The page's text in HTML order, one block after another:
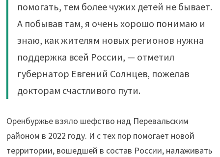
помогать, тем более чужих детей не бывает.
А побывав там, я очень хорошо понимаю и
знаю, как жителям новых регионов нужна
поддержка всей России, — отметил
губернатор Евгений Солнцев, пожелав
докторам счастливого пути.
Оренбуржье взяло шефство над Перевальским
районом в 2022 году. И с тех пор помогает новой
территории, вошедшей в состав России, налаживать